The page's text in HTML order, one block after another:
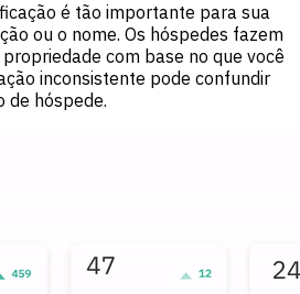
é tão importante para sua
ou o nome. Os hóspedes fazem
com base no que você
inconsistente pode confundir
hóspede.